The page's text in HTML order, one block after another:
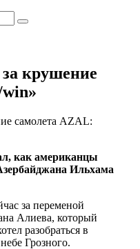
крушение
как американцы
Ильхама
за переменой
Алиева, который
разобраться в
Грозного.